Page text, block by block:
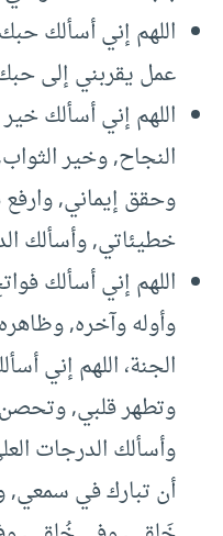
اللهم إني أسألك
عمل يقربني إلى
اللهم إني أسألك
النجاح, وخير
وحقق إيماني,
خطيئاتي, وأسألك
اللهم إني أسألك
وأوله وآخره,
الجنة، اللهم إني
وتطهر قلبي,
وأسألك الدرجات
أن تبارك في